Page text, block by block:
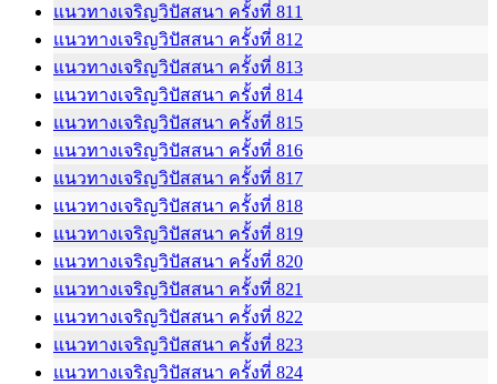
แนวทางเจริญวิปัสสนา ครั้งที่ 811
แนวทางเจริญวิปัสสนา ครั้งที่ 812
แนวทางเจริญวิปัสสนา ครั้งที่ 813
แนวทางเจริญวิปัสสนา ครั้งที่ 814
แนวทางเจริญวิปัสสนา ครั้งที่ 815
แนวทางเจริญวิปัสสนา ครั้งที่ 816
แนวทางเจริญวิปัสสนา ครั้งที่ 817
แนวทางเจริญวิปัสสนา ครั้งที่ 818
แนวทางเจริญวิปัสสนา ครั้งที่ 819
แนวทางเจริญวิปัสสนา ครั้งที่ 820
แนวทางเจริญวิปัสสนา ครั้งที่ 821
แนวทางเจริญวิปัสสนา ครั้งที่ 822
แนวทางเจริญวิปัสสนา ครั้งที่ 823
แนวทางเจริญวิปัสสนา ครั้งที่ 824